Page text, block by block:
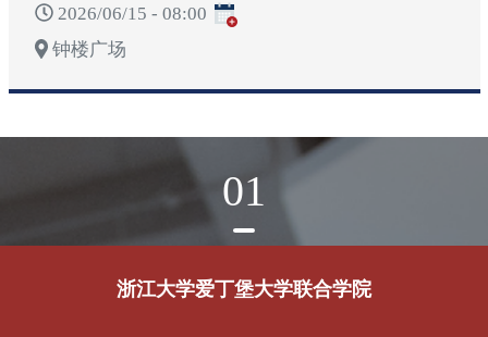
2026/06/15 - 08:00
钟楼广场
01
浙江大学爱丁堡大学联合学院